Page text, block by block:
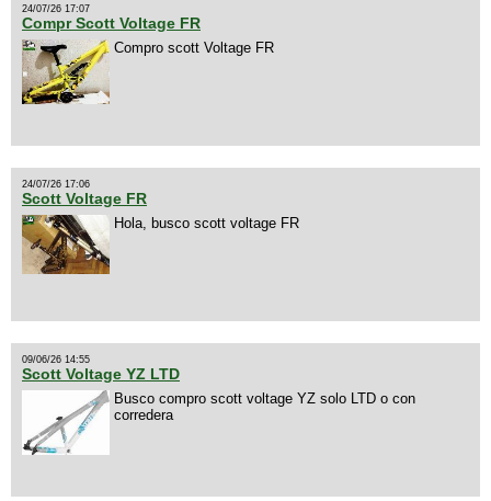
24/07/26 17:07
Compr Scott Voltage FR
Compro scott Voltage FR
24/07/26 17:06
Scott Voltage FR
Hola, busco scott voltage FR
09/06/26 14:55
Scott Voltage YZ LTD
Busco compro scott voltage YZ solo LTD o con
corredera